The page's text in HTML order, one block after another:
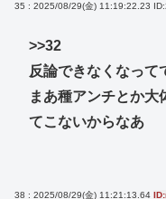
35 : 2025/08/29(金) 11:19:22.23
>>32
反論できなくなって
まあ種アンチとか大
てこないからなあ
38 : 2025/08/29(金) 11:21:13.64